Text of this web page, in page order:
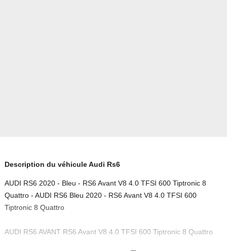
Description du véhicule Audi Rs6
AUDI RS6 2020 - Bleu - RS6 Avant V8 4.0 TFSI 600 Tiptronic 8
Quattro - AUDI RS6 Bleu 2020 - RS6 Avant V8 4.0 TFSI 600
Tiptronic 8 Quattro
AUDI RS6 AVANT RS6 Avant V8 4.0 TFSI 600 Tiptronic 8 Quattro